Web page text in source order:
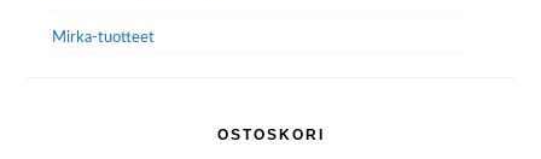
Mirka-tuotteet
OSTOSKORI